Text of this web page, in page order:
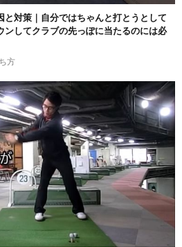
と対策｜自分ではちゃんと打とうとして
ンしてクラブの先っぽに当たるのには必
方